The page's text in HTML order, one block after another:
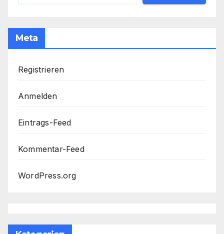
Meta
Registrieren
Anmelden
Eintrags-Feed
Kommentar-Feed
WordPress.org